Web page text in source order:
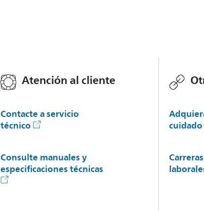
Atención al cliente
Contacte a servicio
técnico
Consulte manuales y
especificaciones técnicas